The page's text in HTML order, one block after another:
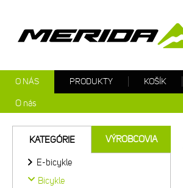
KATEGÓRIE VÝROBCOVIA
E-bicykle
Bicykle
O NÁS
O nás
PRODUKTY KOŠÍK